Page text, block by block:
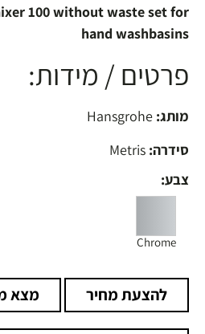
100 without waste set for
hand washbasins
פרטים / מידות:
מותג:
סידרה:
צבע:
Chrome
להצעת מחיר מצא